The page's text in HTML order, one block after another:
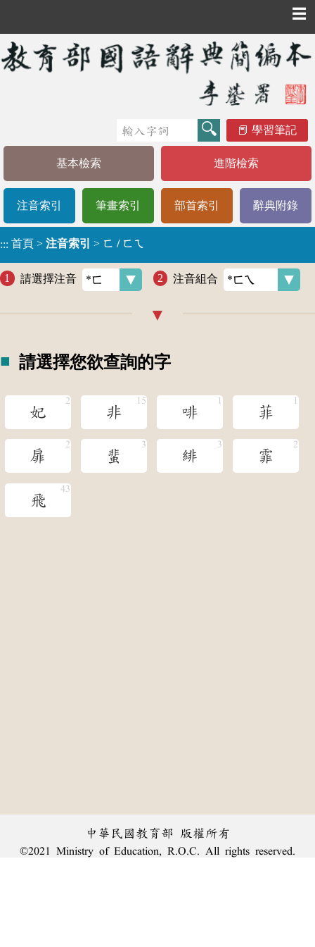
☰
學習筆記
基本檢索 進階檢索
注音索引 筆畫索引 部首索引 辭典附錄
::: 首頁 > 注音索引 > ㄈ / ㄈㄟ
請選擇注音 注音組合
請選擇您欲查詢的字
妃 非 啡 菲
扉 蜚 緋 霏
飛
中華民國教育部 版權所有
©2021 Ministry of Education, R.O.C. All rights reserved.